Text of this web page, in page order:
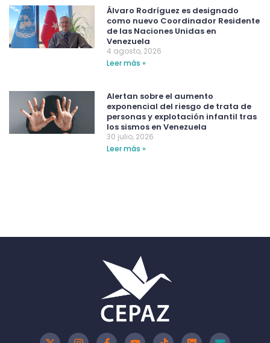
Álvaro Rodríguez es designado
como nuevo Coordinador Residente
de las Naciones Unidas en
Venezuela
4 agosto, 2026
Leer más »
Alertan sobre el aumento
exponencial del riesgo de trata de
personas y explotación infantil tras
los sismos en Venezuela
30 julio, 2026
Leer más »